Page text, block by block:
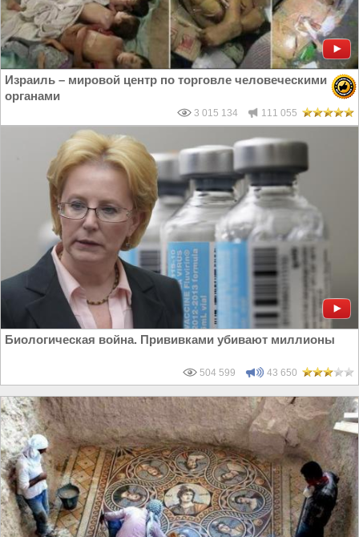
Израиль – мировой центр по торговле человеческими
органами
3 015 134 111 055
Биологическая война. Прививками убивают миллионы
504 599 43 650